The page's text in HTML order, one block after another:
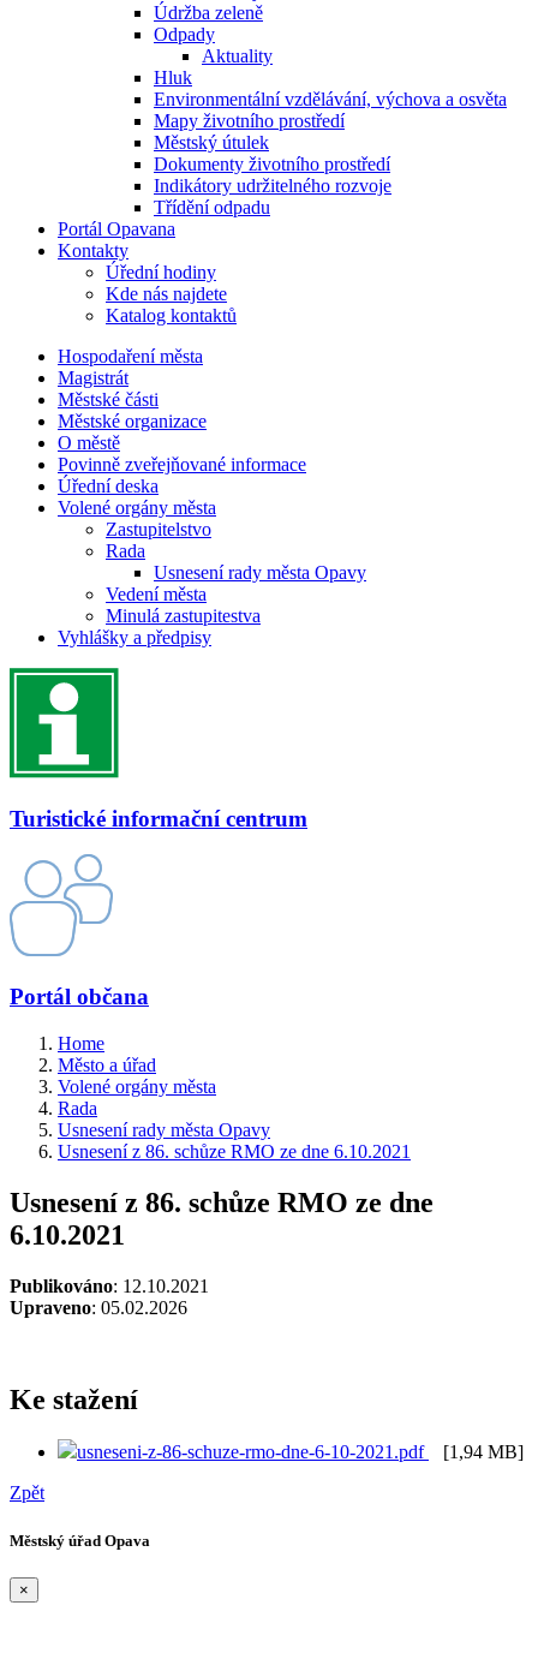
Údržba zeleně
Odpady
Aktuality
Hluk
Environmentální vzdělávání, výchova a osvěta
Mapy životního prostředí
Městský útulek
Dokumenty životního prostředí
Indikátory udržitelného rozvoje
Třídění odpadu
Portál Opavana
Kontakty
Úřední hodiny
Kde nás najdete
Katalog kontaktů
Hospodaření města
Magistrát
Městské části
Městské organizace
O městě
Povinně zveřejňované informace
Úřední deska
Volené orgány města
Zastupitelstvo
Rada
Usnesení rady města Opavy
Vedení města
Minulá zastupitestva
Vyhlášky a předpisy
Turistické informační centrum
Portál občana
Home
Město a úřad
Volené orgány města
Rada
Usnesení rady města Opavy
Usnesení z 86. schůze RMO ze dne 6.10.2021
Usnesení z 86. schůze RMO ze dne
6.10.2021
Publikováno: 12.10.2021
Upraveno: 05.02.2026
Ke stažení
usneseni-z-86-schuze-rmo-dne-6-10-2021.pdf
[1,94 MB]
Zpět
Městský úřad Opava
×